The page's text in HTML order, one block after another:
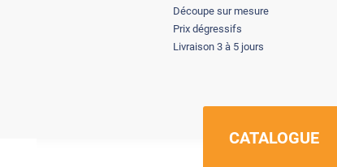
Découpe sur mesure
Prix dégressifs
Livraison 3 à 5 jours
CATALOGUE